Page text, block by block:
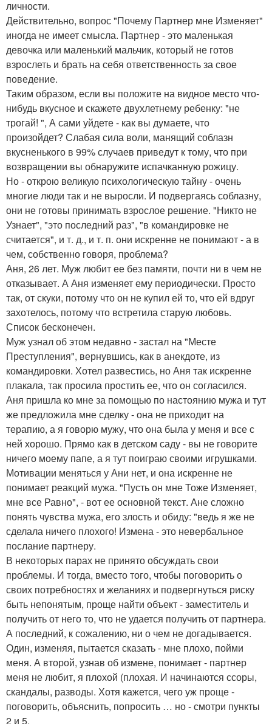
личности.
Действительно, вопрос "Почему Партнер мне Изменяет"
иногда не имеет смысла. Партнер - это маленькая
девочка или маленький мальчик, который не готов
взрослеть и брать на себя ответственность за свое
поведение.
Таким образом, если вы положите на видное место что-
нибудь вкусное и скажете двухлетнему ребенку: "не
трогай! ", А сами уйдете - как вы думаете, что
произойдет? Слабая сила воли, манящий соблазн
вкусненького в 99% случаев приведут к тому, что при
возвращении вы обнаружите испачканную рожицу.
Но - открою великую психологическую тайну - очень
многие люди так и не выросли. И подвергаясь соблазну,
они не готовы принимать взрослое решение. "Никто не
Узнает", "это последний раз", "в командировке не
считается", и т. д., и т. п. они искренне не понимают - а в
чем, собственно говоря, проблема?
Аня, 26 лет. Муж любит ее без памяти, почти ни в чем не
отказывает. А Аня изменяет ему периодически. Просто
так, от скуки, потому что он не купил ей то, что ей вдруг
захотелось, потому что встретила старую любовь.
Список бесконечен.
Муж узнал об этом недавно - застал на "Месте
Преступления", вернувшись, как в анекдоте, из
командировки. Хотел развестись, но Аня так искренне
плакала, так просила простить ее, что он согласился.
Аня пришла ко мне за помощью по настоянию мужа и тут
же предложила мне сделку - она не приходит на
терапию, а я говорю мужу, что она была у меня и все с
ней хорошо. Прямо как в детском саду - вы не говорите
ничего моему папе, а я тут поиграю своими игрушками.
Мотивации меняться у Ани нет, и она искренне не
понимает реакций мужа. "Пусть он мне Тоже Изменяет,
мне все Равно", - вот ее основной текст. Ане сложно
понять чувства мужа, его злость и обиду: "ведь я же не
сделала ничего плохого! Измена - это невербальное
послание партнеру.
В некоторых парах не принято обсуждать свои
проблемы. И тогда, вместо того, чтобы поговорить о
своих потребностях и желаниях и подвергнуться риску
быть непонятым, проще найти объект - заместитель и
получить от него то, что не удается получить от партнера.
А последний, к сожалению, ни о чем не догадывается.
Один, изменяя, пытается сказать - мне плохо, пойми
меня. А второй, узнав об измене, понимает - партнер
меня не любит, я плохой (плохая. И начинаются ссоры,
скандалы, разводы. Хотя кажется, чего уж проще -
поговорить, объяснить, попросить … но - смотри пункты
2 и 5.